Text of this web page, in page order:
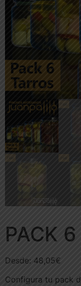
PACK
Desde: 48,05€
Configura tu pack